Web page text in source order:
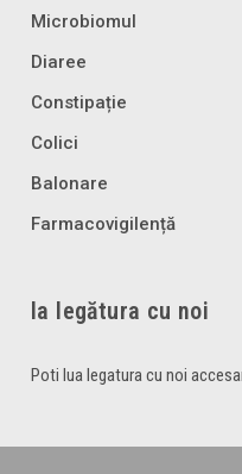
Microbiomul
Diaree
Constipație
Colici
Balonare
Farmacovigilență
Ia legătura cu noi
Poti lua legatura cu noi